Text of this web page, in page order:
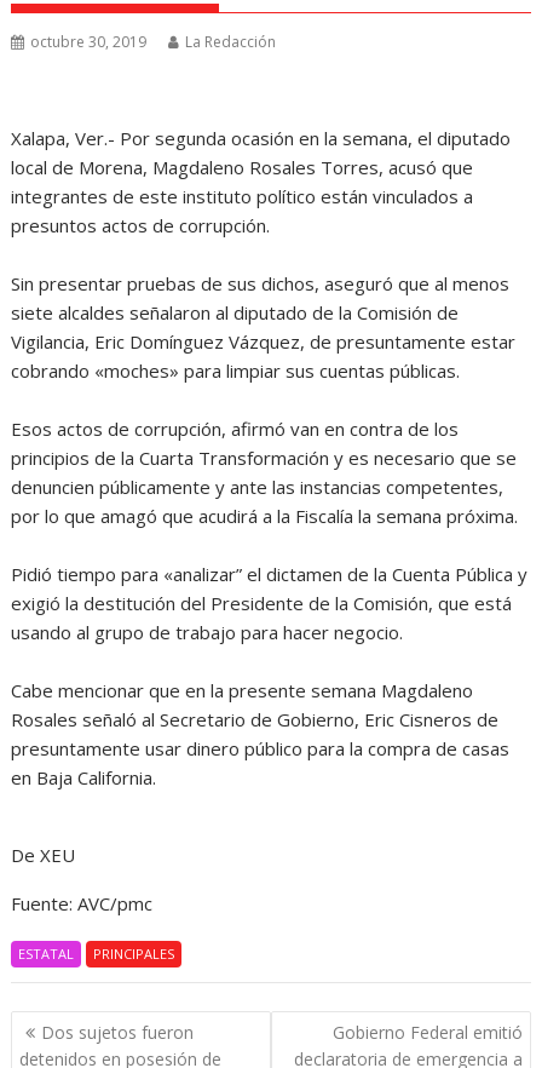
octubre 30, 2019 La Redacción
Xalapa, Ver.- Por segunda ocasión en la semana, el diputado
local de Morena, Magdaleno Rosales Torres, acusó que
integrantes de este instituto político están vinculados a
presuntos actos de corrupción.
Sin presentar pruebas de sus dichos, aseguró que al menos
siete alcaldes señalaron al diputado de la Comisión de
Vigilancia, Eric Domínguez Vázquez, de presuntamente estar
cobrando «moches» para limpiar sus cuentas públicas.
Esos actos de corrupción, afirmó van en contra de los
principios de la Cuarta Transformación y es necesario que se
denuncien públicamente y ante las instancias competentes,
por lo que amagó que acudirá a la Fiscalía la semana próxima.
Pidió tiempo para «analizar” el dictamen de la Cuenta Pública y
exigió la destitución del Presidente de la Comisión, que está
usando al grupo de trabajo para hacer negocio.
Cabe mencionar que en la presente semana Magdaleno
Rosales señaló al Secretario de Gobierno, Eric Cisneros de
presuntamente usar dinero público para la compra de casas
en Baja California.
De XEU
Fuente: AVC/pmc
ESTATAL PRINCIPALES
Navegación
de
Dos sujetos fueron
detenidos en posesión de
Gobierno Federal emitió
declaratoria de emergencia a